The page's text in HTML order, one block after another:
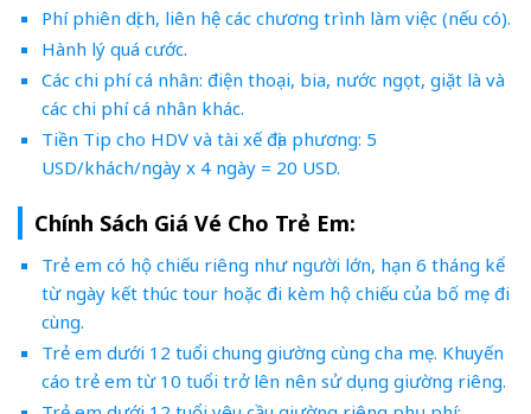
Phí phiên dịch, liên hệ các chương trình làm việc (nếu có).
Hành lý quá cước.
Các chi phí cá nhân: điện thoại, bia, nước ngọt, giặt là và
các chi phí cá nhân khác.
Tiền Tip cho HDV và tài xế địa phương: 5
USD/khách/ngày x 4 ngày = 20 USD.
Chính Sách Giá Vé Cho Trẻ Em:
Trẻ em có hộ chiếu riêng như người lớn, hạn 6 tháng kể
từ ngày kết thúc tour hoặc đi kèm hộ chiếu của bố mẹ đi
cùng.
Trẻ em dưới 12 tuổi chung giường cùng cha mẹ. Khuyến
cáo trẻ em từ 10 tuổi trở lên nên sử dụng giường riêng.